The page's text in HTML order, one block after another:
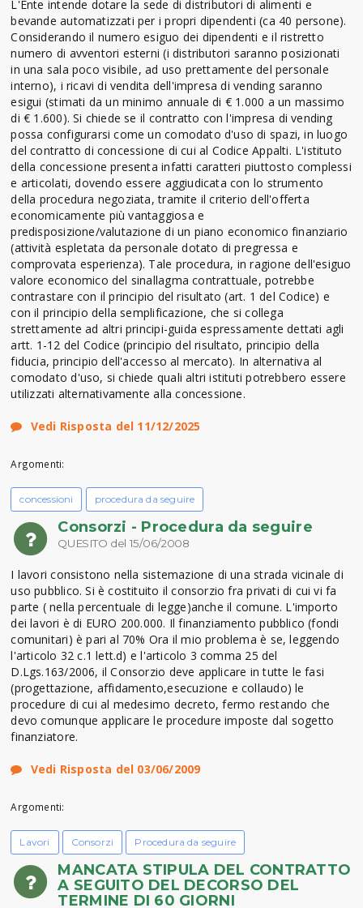
L'Ente intende dotare la sede di distributori di alimenti e
bevande automatizzati per i propri dipendenti (ca 40 persone).
Considerando il numero esiguo dei dipendenti e il ristretto
numero di avventori esterni (i distributori saranno posizionati
in una sala poco visibile, ad uso prettamente del personale
interno), i ricavi di vendita dell'impresa di vending saranno
esigui (stimati da un minimo annuale di € 1.000 a un massimo
di € 1.600). Si chiede se il contratto con l'impresa di vending
possa configurarsi come un comodato d'uso di spazi, in luogo
del contratto di concessione di cui al Codice Appalti. L'istituto
della concessione presenta infatti caratteri piuttosto complessi
e articolati, dovendo essere aggiudicata con lo strumento
della procedura negoziata, tramite il criterio dell'offerta
economicamente più vantaggiosa e
predisposizione/valutazione di un piano economico finanziario
(attività espletata da personale dotato di pregressa e
comprovata esperienza). Tale procedura, in ragione dell'esiguo
valore economico del sinallagma contrattuale, potrebbe
contrastare con il principio del risultato (art. 1 del Codice) e
con il principio della semplificazione, che si collega
strettamente ad altri principi-guida espressamente dettati agli
artt. 1-12 del Codice (principio del risultato, principio della
fiducia, principio dell'accesso al mercato). In alternativa al
comodato d'uso, si chiede quali altri istituti potrebbero essere
utilizzati alternativamente alla concessione.
Vedi Risposta del 11/12/2025
Argomenti:
concessioni procedura da seguire
Consorzi - Procedura da seguire
QUESITO del 15/06/2008
I lavori consistono nella sistemazione di una strada vicinale di
uso pubblico. Si è costituito il consorzio fra privati di cui vi fa
parte ( nella percentuale di legge)anche il comune. L'importo
dei lavori è di EURO 200.000. Il finanziamento pubblico (fondi
comunitari) è pari al 70% Ora il mio problema è se, leggendo
l'articolo 32 c.1 lett.d) e l'articolo 3 comma 25 del
D.Lgs.163/2006, il Consorzio deve applicare in tutte le fasi
(progettazione, affidamento,esecuzione e collaudo) le
procedure di cui al medesimo decreto, fermo restando che
devo comunque applicare le procedure imposte dal sogetto
finanziatore.
Vedi Risposta del 03/06/2009
Argomenti:
Lavori Consorzi Procedura da seguire
MANCATA STIPULA DEL CONTRATTO
A SEGUITO DEL DECORSO DEL
TERMINE DI 60 GIORNI